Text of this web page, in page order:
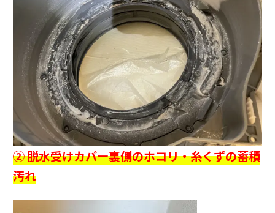
② 脱水受けカバー裏側のホコリ・糸くずの蓄積
汚れ